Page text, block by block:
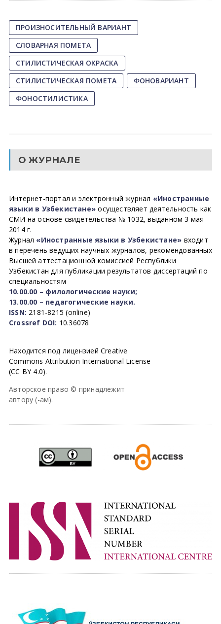
ПРОИЗНОСИТЕЛЬНЫЙ ВАРИАНТ
СЛОВАРНАЯ ПОМЕТА
СТИЛИСТИЧЕСКАЯ ОКРАСКА
СТИЛИСТИЧЕСКАЯ ПОМЕТА
ФОНОВАРИАНТ
ФОНОСТИЛИСТИКА
О ЖУРНАЛЕ
Интернет-портал и электронный журнал «Иностранные
языки в Узбекистане» осуществляет деятельность как
СМИ на основе свидетельства № 1032, выданном 3 мая
2014 г.
Журнал «Иностранные языки в Узбекистане» входит
в перечень ведущих научных журналов, рекомендованных
Высшей аттестационной комиссией Республики
Узбекистан для публикации результатов диссертаций по
специальностям
10.00.00 – филологические науки;
13.00.00 – педагогические науки.
ISSN: 2181-8215 (online)
Crossref DOI: 10.36078
Находится под лицензией Creative
Commons Attribution International License
(CC BY 4.0).
Авторское право © принадлежит
автору (-ам).